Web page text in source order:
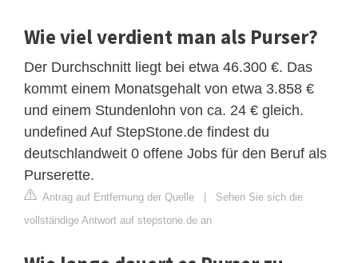
Wie viel verdient man als Purser?
Der Durchschnitt liegt bei etwa 46.300 €. Das
kommt einem Monatsgehalt von etwa 3.858 €
und einem Stundenlohn von ca. 24 € gleich.
undefined Auf StepStone.de findest du
deutschlandweit 0 offene Jobs für den Beruf als
Purserette.
Antrag auf Entfernung der Quelle
Sehen Sie sich die
vollständige Antwort auf stepstone.de an